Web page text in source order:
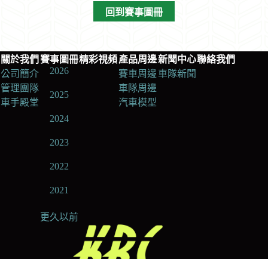
回到賽事圖冊
關於我們
公司簡介
管理團隊
車手殿堂
賽事圖冊
2026
2025
2024
2023
2022
2021
更久以前
精彩視頻產品周邊
賽車周邊
車隊周邊
汽車模型
新聞中心
車隊新聞
聯絡我們